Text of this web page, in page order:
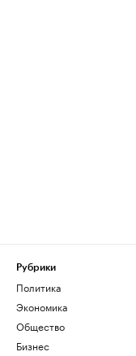
Рубрики
Политика
Экономика
Общество
Бизнес